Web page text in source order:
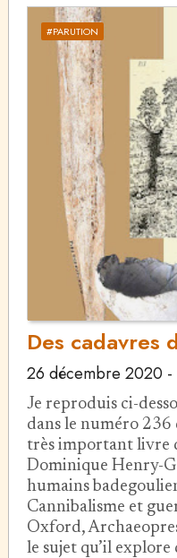
#PARUTION
Des cadavres
26 décembre 2020 -
Je reproduis ci-
dans le numéro 236
très important livre
Dominique Henry-
humains
Cannibalisme et
Oxford,
le sujet qu’il explore